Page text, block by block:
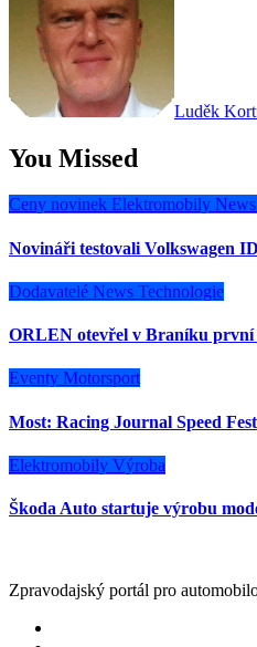
Luděk
You Missed
Ceny novinek Elektromobily News
Novináři testovali Volkswagen
Dodavatelé News Technologie
ORLEN otevřel v Braníku první
Eventy Motorsport
Most: Racing Journal Speed
Elektromobily Výroba
Škoda Auto startuje výrobu
Zpravodajský portál pro